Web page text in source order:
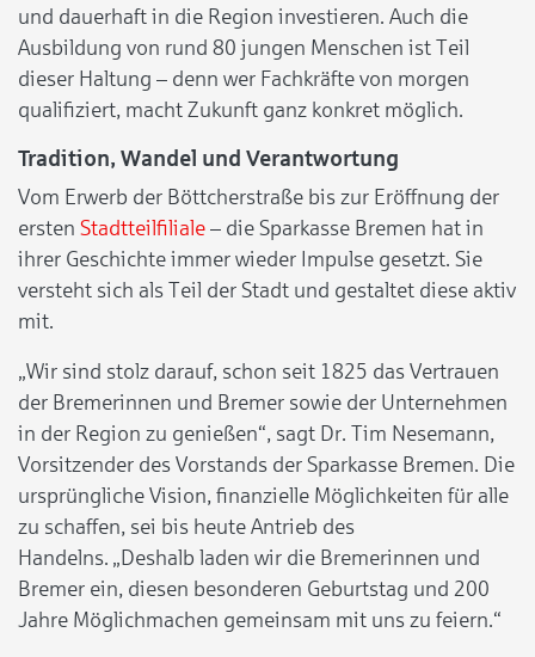
und dauerhaft in die Region investieren. Auch die
Ausbildung von rund 80 jungen Menschen ist Teil
dieser Haltung – denn wer Fachkräfte von morgen
qualifiziert, macht Zukunft ganz konkret möglich.
Tradition, Wandel und Verantwortung
Vom Erwerb der Böttcherstraße bis zur Eröffnung der
ersten Stadtteilfiliale – die Sparkasse Bremen hat in
ihrer Geschichte immer wieder Impulse gesetzt. Sie
versteht sich als Teil der Stadt und gestaltet diese aktiv
mit.
„Wir sind stolz darauf, schon seit 1825 das Vertrauen
der Bremerinnen und Bremer sowie der Unternehmen
in der Region zu genießen“, sagt Dr. Tim Nesemann,
Vorsitzender des Vorstands der Sparkasse Bremen. Die
ursprüngliche Vision, finanzielle Möglichkeiten für alle
zu schaffen, sei bis heute Antrieb des
Handelns. „Deshalb laden wir die Bremerinnen und
Bremer ein, diesen besonderen Geburtstag und 200
Jahre Möglichmachen gemeinsam mit uns zu feiern.“